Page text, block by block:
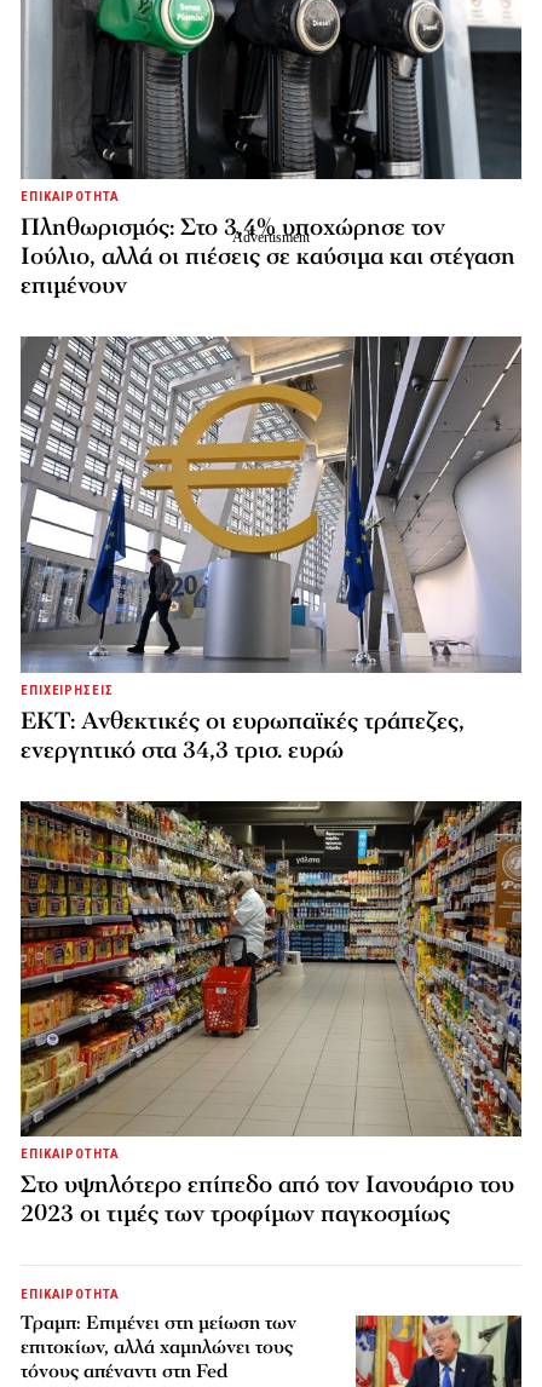
ΕΠΙΚΑΙΡΟΤΗΤΑ
Πληθωρισμός: Στο 3,4% υποχώρησε τον
Ιούλιο, αλλά οι πιέσεις σε καύσιμα και στέγαση
επιμένουν
ΕΠΙΧΕΙΡΗΣΕΙΣ
ΕΚΤ: Ανθεκτικές οι ευρωπαϊκές τράπεζες,
ενεργητικό στα 34,3 τρισ. ευρώ
ΕΠΙΚΑΙΡΟΤΗΤΑ
Στο υψηλότερο επίπεδο από τον Ιανουάριο του
2023 οι τιμές των τροφίμων παγκοσμίως
ΕΠΙΚΑΙΡΟΤΗΤΑ
Τραμπ: Επιμένει στη μείωση των
επιτοκίων, αλλά χαμηλώνει τους
τόνους απέναντι στη Fed